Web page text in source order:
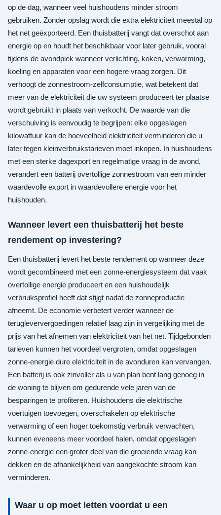
op de dag, wanneer veel huishoudens minder stroom
gebruiken. Zonder opslag wordt die extra elektriciteit meestal op
het net geëxporteerd. Een thuisbatterij vangt dat overschot aan
energie op en houdt het beschikbaar voor later gebruik, vooral
tijdens de avondpiek wanneer verlichting, koken, verwarming,
koeling en apparaten voor een hogere vraag zorgen. Dit
verhoogt de zonnestroom-zelfconsumptie, wat betekent dat
meer van de elektriciteit die uw systeem produceert ter plaatse
wordt gebruikt in plaats van verkocht. De waarde van die
verschuiving is eenvoudig te begrijpen: elke opgeslagen
kilowattuur kan de hoeveelheid elektriciteit verminderen die u
later tegen kleinverbruikstarieven moet inkopen. In huishoudens
met een sterke dagexport en regelmatige vraag in de avond,
verandert een batterij overtollige zonnestroom van een minder
waardevolle export in waardevollere energie voor het
huishouden.
Wanneer levert een thuisbatterij het beste
rendement op investering?
Een thuisbatterij levert het beste rendement op wanneer deze
wordt gecombineerd met een zonne-energiesysteem dat vaak
overtollige energie produceert en een huishoudelijk
verbruiksprofiel heeft dat stijgt nadat de zonneproductie
afneemt. De economie verbetert verder wanneer de
terugleververgoedingen relatief laag zijn in vergelijking met de
prijs van het afnemen van elektriciteit van het net. Tijdgebonden
tarieven kunnen het voordeel vergroten, omdat opgeslagen
zonne-energie dure elektriciteit in de avonduren kan vervangen.
Een batterij is ook zinvoller als u van plan bent lang genoeg in
de woning te blijven om gedurende vele jaren van de
besparingen te profiteren. Huishoudens die elektrische
voertuigen toevoegen, overschakelen op elektrische
verwarming of een hoger toekomstig verbruik verwachten,
kunnen eveneens meer voordeel halen, omdat opgeslagen
zonne-energie een groter deel van die groeiende vraag kan
dekken en de afhankelijkheid van aangekochte stroom kan
verminderen.
Waar u op moet letten voordat u een